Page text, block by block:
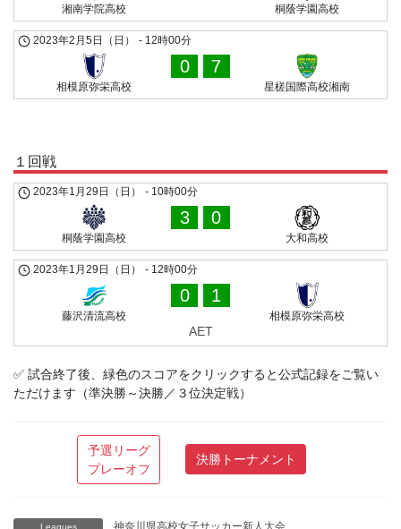
湘南学院高校 桐蔭学園高校
2023年2月5日（日） - 12時00分
相模原弥栄高校
0 7
星槎国際高校湘南
１回戦
2023年1月29日（日） - 10時00分
桐蔭学園高校
3 0
大和高校
2023年1月29日（日） - 12時00分
藤沢清流高校
0 1
相模原弥栄高校
AET
✅ 試合終了後、緑色のスコアをクリックすると公式記録をご覧い
ただけます（準決勝～決勝／３位決定戦）
予選リーグ
プレーオフ
決勝トーナメント